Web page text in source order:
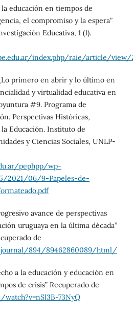
la educación en tiempos de
el compromiso y la espera”
Educativa, 1 (1).
index.php/raie/article/
primero en abrir y lo último en
y virtualidad educativa en
#9. Programa de
Perspectivas Históricas,
Educación. Instituto de
y Ciencias Sociales, UNLP-
pephpp/wp-
2021/06/9-Papeles-de-
avance de perspectivas
uruguaya en la última década”
de
894/89462860089/html/
a la educación y educación en
de crisis” Recuperado de
73NyQ